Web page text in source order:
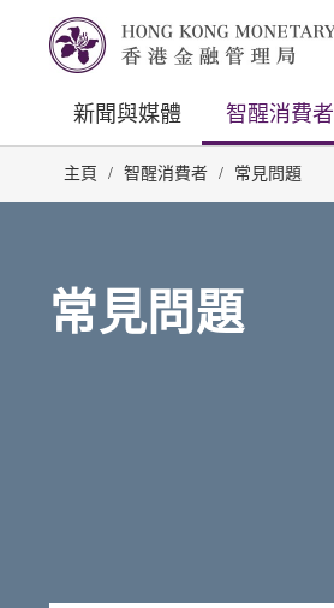
新聞與媒體 智醒消費者
主頁 / 智醒消費者 / 常見問題
常見問題